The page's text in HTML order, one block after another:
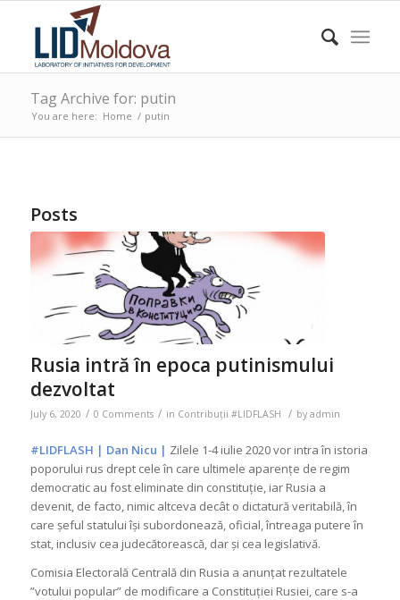
Tag Archive for: putin
You are here: Home / putin
Posts
Rusia intră în epoca putinismului
dezvoltat
July 6, 2020 / 0 Comments / in Contribuții #LIDFLASH / by admin
#LIDFLASH | Dan Nicu | Zilele 1-4 iulie 2020 vor intra în istoria
poporului rus drept cele în care ultimele aparențe de regim
democratic au fost eliminate din constituție, iar Rusia a
devenit, de facto, nimic altceva decât o dictatură veritabilă, în
care șeful statului își subordonează, oficial, întreaga putere în
stat, inclusiv cea judecătorească, dar și cea legislativă.
Comisia Electorală Centrală din Rusia a anunțat rezultatele
”votului popular” de modificare a Constituției Rusiei, care s-a